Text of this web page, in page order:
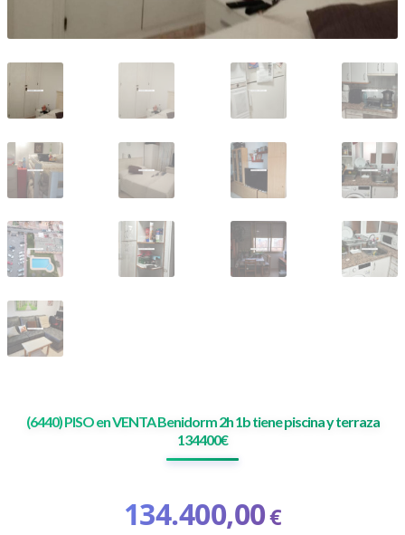
(6440) PISO en VENTA Benidorm 2h 1b tiene piscina y terraza
134400€
134.400,00€